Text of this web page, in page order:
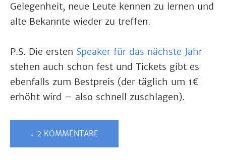
Gelegenheit, neue Leute kennen zu lernen und
alte Bekannte wieder zu treffen.
P.S. Die ersten Speaker für das nächste Jahr
stehen auch schon fest und Tickets gibt es
ebenfalls zum Bestpreis (der täglich um 1€
erhöht wird – also schnell zuschlagen).
↓ 2 KOMMENTARE